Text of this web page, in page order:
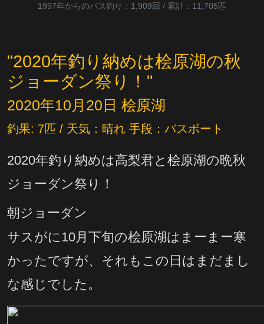
1997年からのバス釣り：1,909回 / 累計：11,705匹
"2020年釣り納めは桧原湖の秋
ジョーダン祭り！"
2020年10月20日 桧原湖
釣果: 7匹 / 天気：晴れ 手段：バスボート
2020年釣り納めは高梨君と桧原湖の晩秋
ジョーダン祭り！
朝ジョーダン
サスがに10月下旬の桧原湖はまーまー寒
かったですが、それもこの日はまだまし
な感じでした。